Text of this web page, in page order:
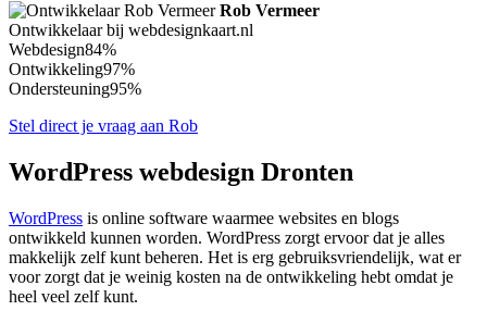
Rob Vermeer
Ontwikkelaar bij webdesignkaart.nl
Webdesign84%
Ontwikkeling97%
Ondersteuning95%
Stel direct je vraag aan Rob
WordPress webdesign Dronten
WordPress is online software waarmee websites en blogs
ontwikkeld kunnen worden. WordPress zorgt ervoor dat je alles
makkelijk zelf kunt beheren. Het is erg gebruiksvriendelijk, wat er
voor zorgt dat je weinig kosten na de ontwikkeling hebt omdat je
heel veel zelf kunt.